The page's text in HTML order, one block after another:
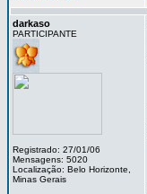
darkaso
PARTICIPANTE
Registrado: 27/01/06
Mensagens: 5020
Localização: Belo Horizonte,
Minas Gerais